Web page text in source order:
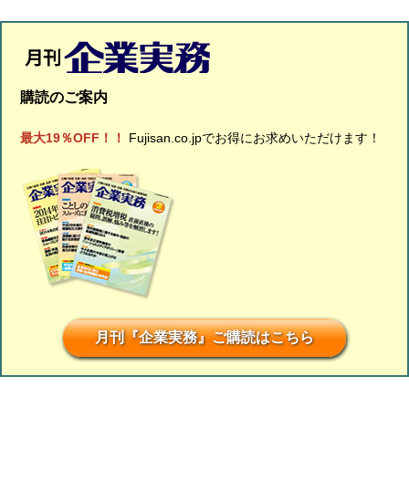
購読のご案内
最大19％OFF！！ Fujisan.co.jpでお得にお求めいただけます！
月刊『企業実務』ご購読はこちら